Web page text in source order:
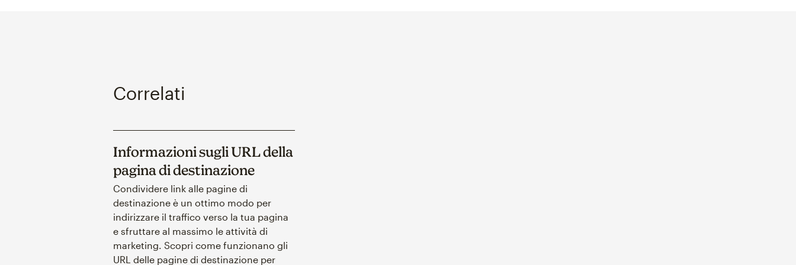
Correlati
Informazioni sugli URL della
pagina di destinazione
Condividere link alle pagine di
destinazione è un ottimo modo per
indirizzare il traffico verso la tua pagina
e sfruttare al massimo le attività di
marketing. Scopri come funzionano gli
URL delle pagine di destinazione per